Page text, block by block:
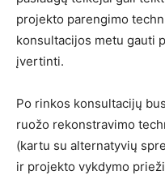
projekto parengimo
konsultacijos metu gauti
įvertinti.
Po rinkos konsultacijų
ruožo rekonstravimo
(kartu su alternatyvių
ir projekto vykdymo